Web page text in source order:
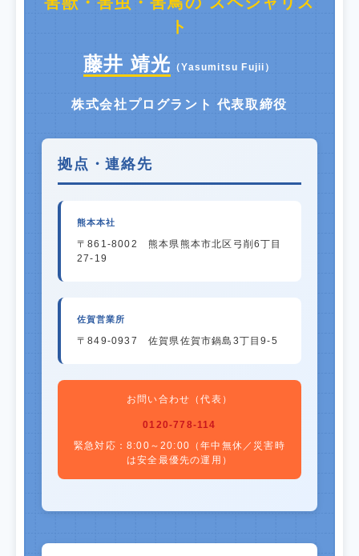
ト
藤井 靖光 （Yasumitsu Fujii）
株式会社プログラント 代表取締役
拠点・連絡先
熊本本社
〒861-8002 熊本県熊本市北区弓削6丁目
27-19
佐賀営業所
〒849-0937 佐賀県佐賀市鍋島3丁目9-5
お問い合わせ（代表）
0120-778-114
緊急対応：8:00～20:00（年中無休／災害時
は安全最優先の運用）